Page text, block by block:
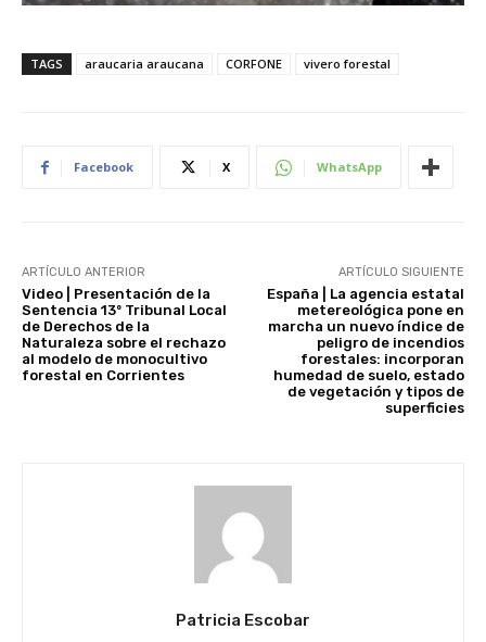
TAGS araucaria araucana CORFONE vivero forestal
Facebook X WhatsApp
ARTÍCULO ANTERIOR
Video | Presentación de la
Sentencia 13º Tribunal Local
de Derechos de la
Naturaleza sobre el rechazo
al modelo de monocultivo
forestal en Corrientes
ARTÍCULO SIGUIENTE
España | La agencia estatal
metereológica pone en
marcha un nuevo índice de
peligro de incendios
forestales: incorporan
humedad de suelo, estado
de vegetación y tipos de
superficies
Patricia Escobar